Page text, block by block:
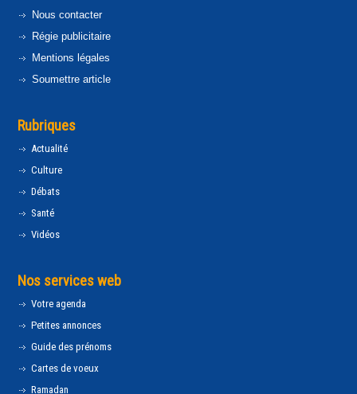
Nous contacter
Régie publicitaire
Mentions légales
Soumettre article
Rubriques
Actualité
Culture
Débats
Santé
Vidéos
Nos services web
Votre agenda
Petites annonces
Guide des prénoms
Cartes de voeux
Ramadan